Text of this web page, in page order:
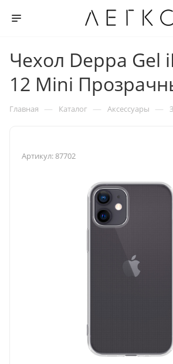
Чехол Deppa Gel
12 Mini
Главная — Каталог — Аксессуары —
Артикул:87702